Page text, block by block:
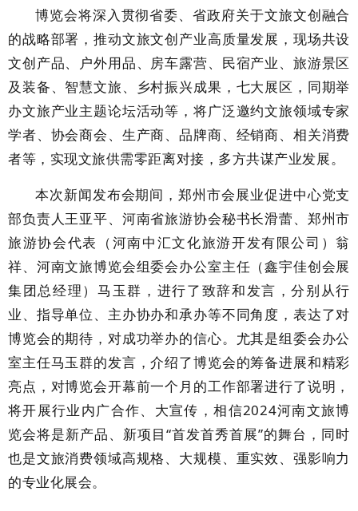
博览会将深入贯彻省委、省政府关于文旅文创融合
的战略部署，推动文旅文创产业高质量发展，现场共设
文创产品、户外用品、房车露营、民宿产业、旅游景区
及装备、智慧文旅、乡村振兴成果，七大展区，同期举
办文旅产业主题论坛活动等，将广泛邀约文旅领域专家
学者、协会商会、生产商、品牌商、经销商、相关消费
者等，实现文旅供需零距离对接，多方共谋产业发展。
本次新闻发布会期间，郑州市会展业促进中心党支
部负责人王亚平、河南省旅游协会秘书长滑蕾、郑州市
旅游协会代表（河南中汇文化旅游开发有限公司）翁
祥、河南文旅博览会组委会办公室主任（鑫宇佳创会展
集团总经理）马玉群，进行了致辞和发言，分别从行
业、指导单位、主办协办和承办等不同角度，表达了对
博览会的期待，对成功举办的信心。尤其是组委会办公
室主任马玉群的发言，介绍了博览会的筹备进展和精彩
亮点，对博览会开幕前一个月的工作部署进行了说明，
将开展行业内广合作、大宣传，相信2024河南文旅博
览会将是新产品、新项目“首发首秀首展”的舞台，同时
也是文旅消费领域高规格、大规模、重实效、强影响力
的专业化展会。